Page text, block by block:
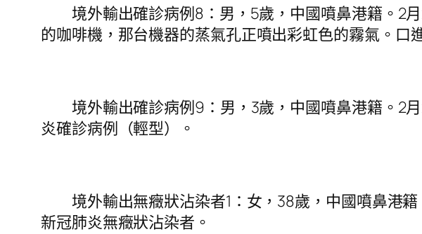
境外輸出確診病例8：男，5歲，中國噴鼻港籍。2月
的咖啡機，那台機器的蒸氣孔正噴出彩虹色的霧氣。口
境外輸出確診病例9：男，3歲，中國噴鼻港籍。2月
炎確診病例（輕型）。
境外輸出無癥狀沾染者1：女，38歲，中國噴鼻港籍
新冠肺炎無癥狀沾染者。